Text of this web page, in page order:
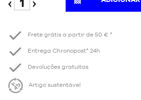
Frete grátis a partir de 50 € *
Entrega Chronopost* 24h
Devoluções gratuitas
Artigo sustentável